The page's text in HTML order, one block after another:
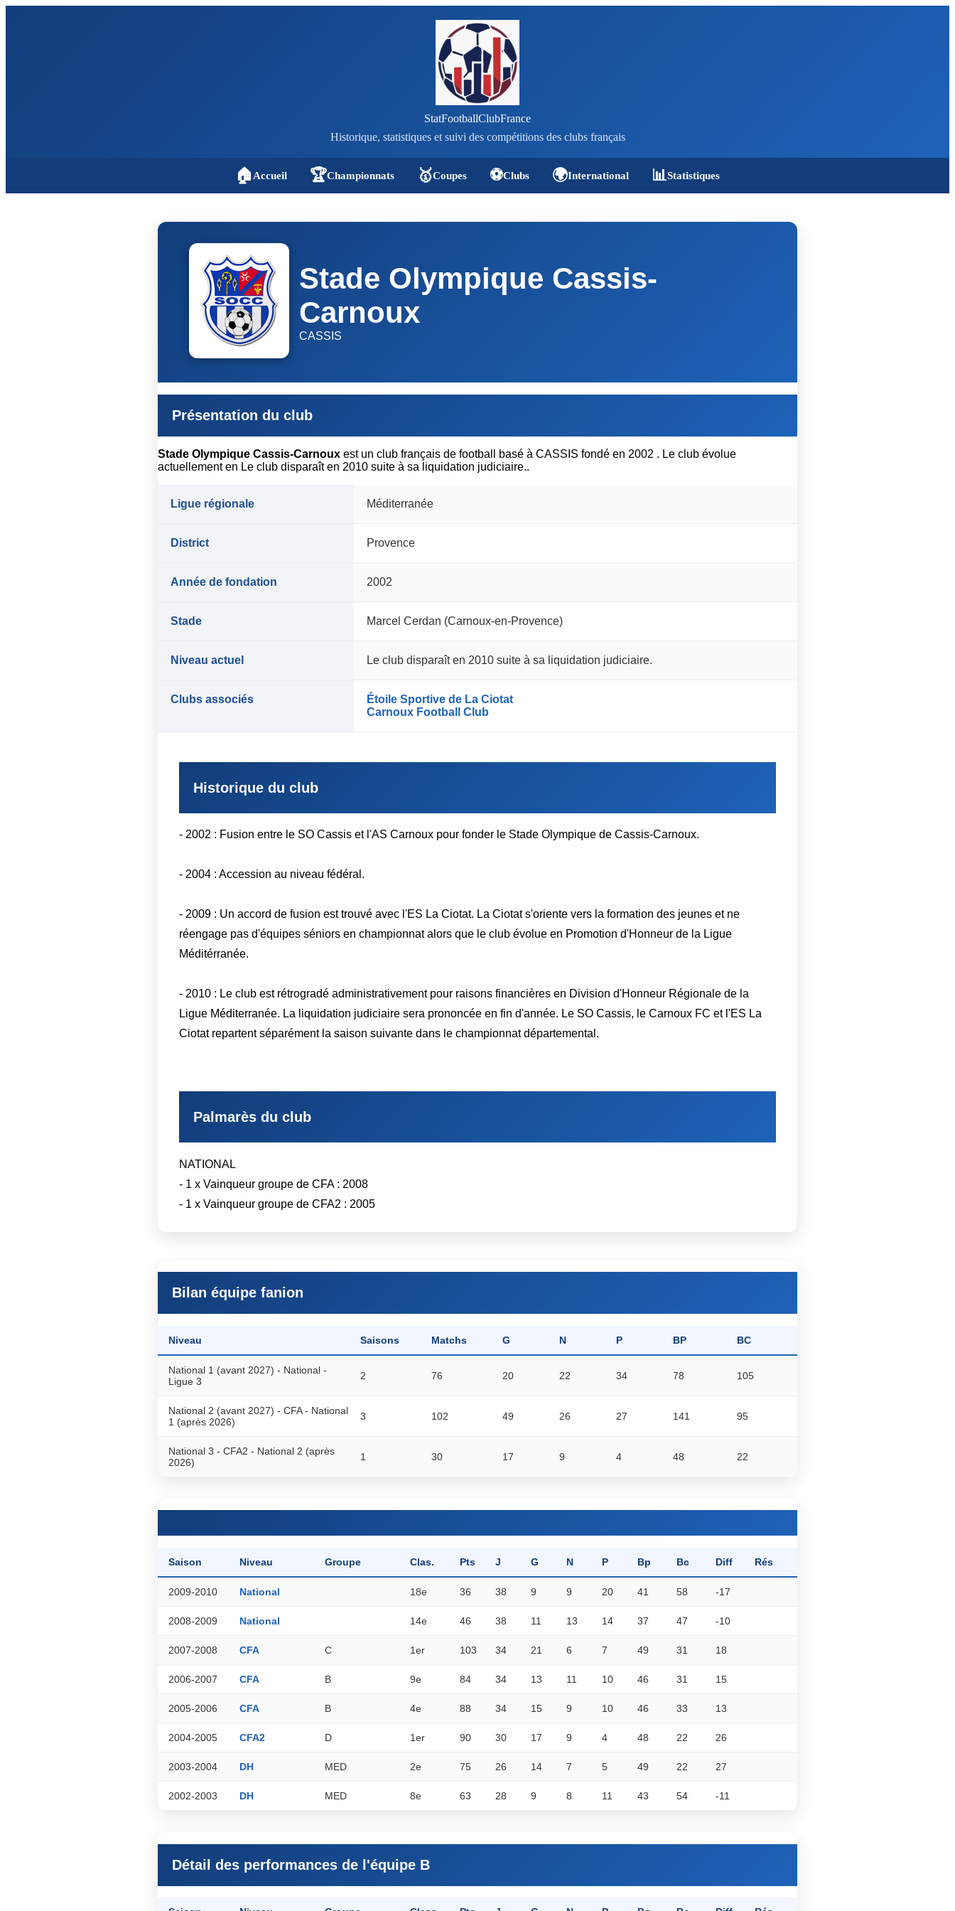
StatFootballClubFrance
Historique, statistiques et suivi des compétitions des clubs français
🏠 Accueil 🏆Championnats 🥇Coupes ⚽Clubs 🌍International 📊Statistiques
Stade Olympique Cassis-
Carnoux
CASSIS
Présentation du club
Stade Olympique Cassis-Carnoux est un club français de football basé à CASSIS fondé en 2002 . Le club évolue
actuellement en Le club disparaît en 2010 suite à sa liquidation judiciaire..
Ligue régionale Méditerranée
District Provence
Année de fondation 2002
Stade Marcel Cerdan (Carnoux-en-Provence)
Niveau actuel Le club disparaît en 2010 suite à sa liquidation judiciaire.
Clubs associés
Étoile Sportive de La Ciotat
Carnoux Football Club
Historique du club
- 2002 : Fusion entre le SO Cassis et l'AS Carnoux pour fonder le Stade Olympique de Cassis-Carnoux.
- 2004 : Accession au niveau fédéral.
- 2009 : Un accord de fusion est trouvé avec l'ES La Ciotat. La Ciotat s'oriente vers la formation des jeunes et ne
réengage pas d'équipes séniors en championnat alors que le club évolue en Promotion d'Honneur de la Ligue
Méditérranée.
- 2010 : Le club est rétrogradé administrativement pour raisons financières en Division d'Honneur Régionale de la
Ligue Méditerranée. La liquidation judiciaire sera prononcée en fin d'année. Le SO Cassis, le Carnoux FC et l'ES La
Ciotat repartent séparément la saison suivante dans le championnat départemental.
Palmarès du club
NATIONAL
- 1 x Vainqueur groupe de CFA : 2008
- 1 x Vainqueur groupe de CFA2 : 2005
Bilan équipe fanion
Niveau Saisons Matchs G N P BP BC
National 1 (avant 2027) - National -
Ligue 3
2 76 20 22 34 78 105
National 2 (avant 2027) - CFA - National
1 (après 2026)
3 102 49 26 27 141 95
National 3 - CFA2 - National 2 (après
2026)
1 30 17 9 4 48 22
Saison Niveau Groupe Clas. Pts J G N P Bp Bc Diff Rés
2009-2010 National 18e 36 38 9 9 20 41 58 -17
2008-2009 National 14e 46 38 11 13 14 37 47 -10
2007-2008 CFA C 1er 103 34 21 6 7 49 31 18
2006-2007 CFA B 9e 84 34 13 11 10 46 31 15
2005-2006 CFA B 4e 88 34 15 9 10 46 33 13
2004-2005 CFA2 D 1er 90 30 17 9 4 48 22 26
2003-2004 DH MED 2e 75 26 14 7 5 49 22 27
2002-2003 DH MED 8e 63 28 9 8 11 43 54 -11
Détail des performances de l'équipe B